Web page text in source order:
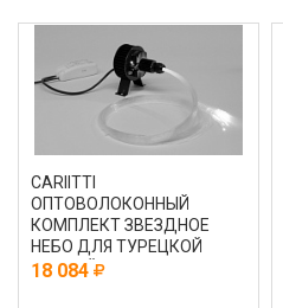
CARIITTI
ОПТОВОЛОКОННЫЙ
КОМПЛЕКТ ЗВЕЗДНОЕ
НЕБО ДЛЯ ТУРЕЦКОЙ
ПАРНОЙ С ПРОЕКТОРОМ
18 084